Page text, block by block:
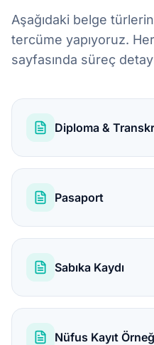
Aşağıdaki belge
tercüme yapıyoruz.
sayfasında süreç
Diploma &
Pasaport
Sabıka Kaydı
Nüfus Kayıt